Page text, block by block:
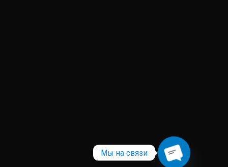
Мы на связи